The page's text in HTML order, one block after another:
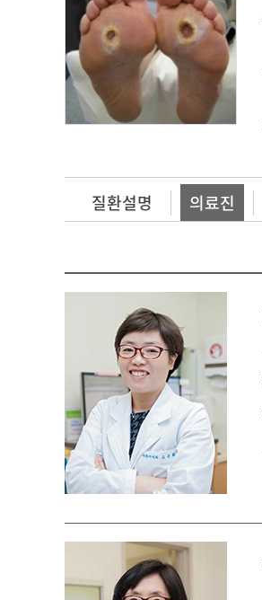
질환설명 의료진